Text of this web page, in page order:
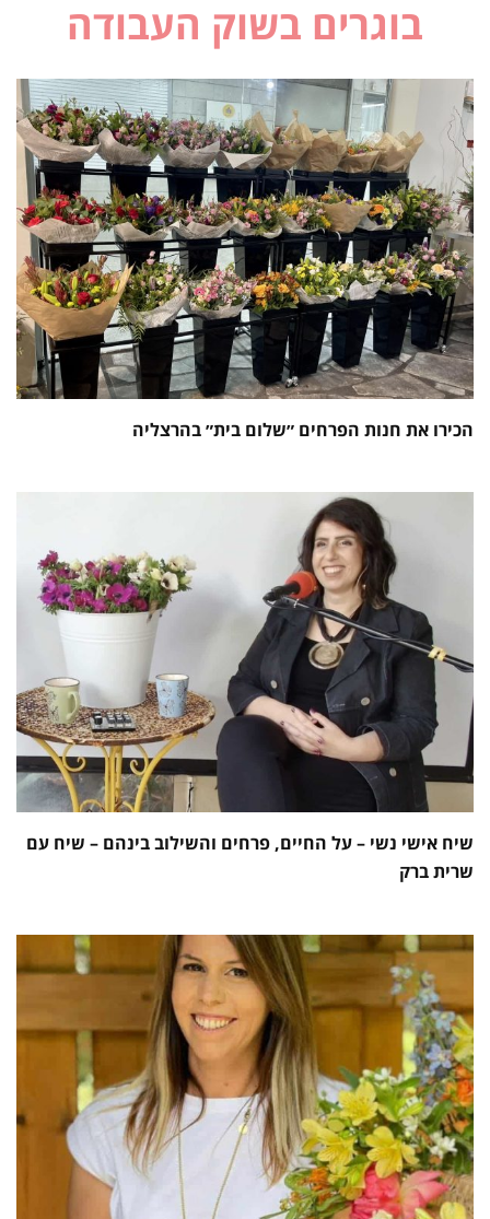
בוגרים בשוק העבודה
הכירו את חנות הפרחים ״שלום בית״ בהרצליה
שיח אישי נשי – על החיים, פרחים והשילוב בינהם – שיח עם
שרית ברק